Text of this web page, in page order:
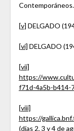
Contemporáneos.
[v] DELGADO
[vi] DELGADO
[vii]
https://
f71d-4a5b-b414-
[viii]
https://
(días 2, 3 y 4 de